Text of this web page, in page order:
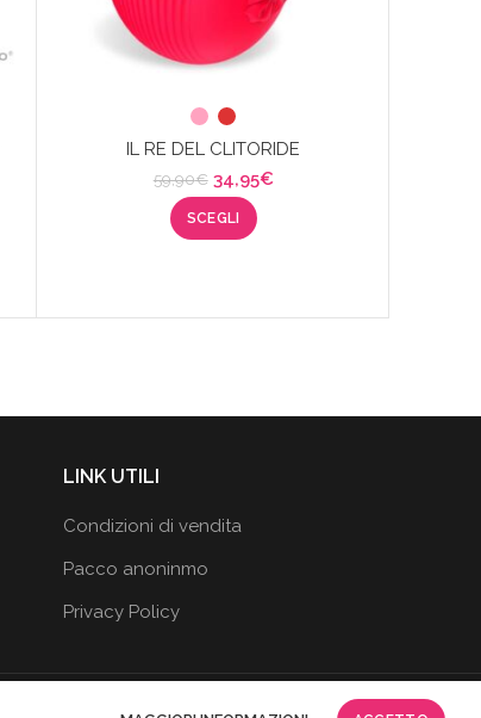
IL RE DEL CLITORIDE
59,90€ Il
prezzo
originale
era:
34,95€Il
SCEGLI
LINK UTILI
Condizioni di vendita
Pacco anoninmo
Privacy Policy